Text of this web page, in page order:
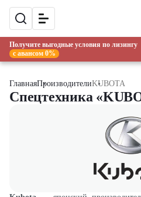
Получите выгодные условия по лизингу
с авансом 0%
ГлавнаяПроизводителиKUBOTA
Спецтехника